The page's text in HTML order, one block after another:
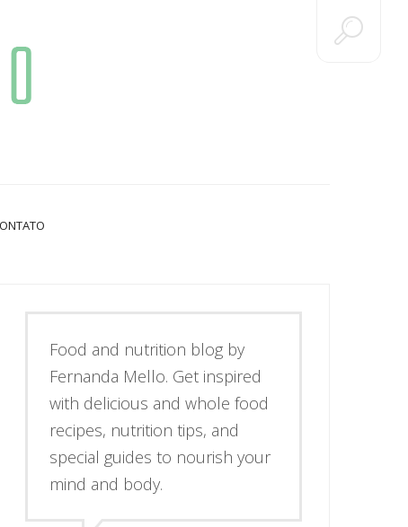
Food and nutrition blog by
Fernanda Mello. Get inspired
with delicious and whole food
recipes, nutrition tips, and
special guides to nourish your
mind and body.